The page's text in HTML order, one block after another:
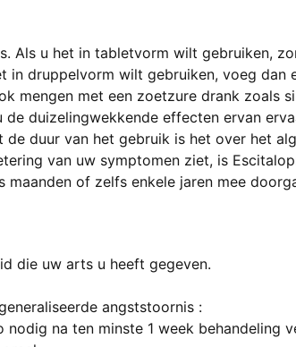
Als u het in tabletvorm wilt gebruiken,
in druppelvorm wilt gebruiken, voeg dan
mengen met een zoetzure drank zoals
de duizelingwekkende effecten ervan
duur van het gebruik is het over het
van uw symptomen ziet, is
of zelfs enkele jaren mee
die uw arts u heeft gegeven.
angststoornis :
nodig na ten minste 1 week behandeling